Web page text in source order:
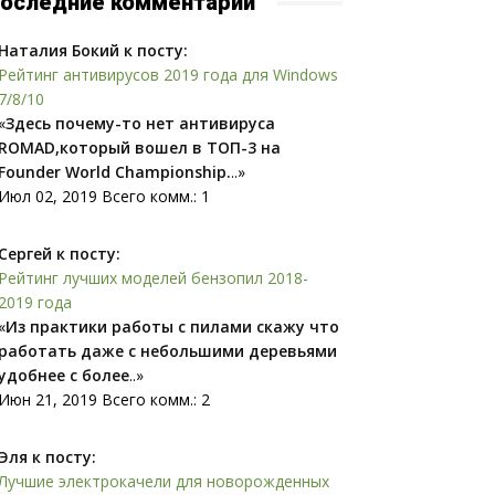
Бокий к посту:
антивирусов 2019 года для Windows
8/10
Здесь почему-то нет антивируса
вошел в ТОП-3 на
World Championship...»
02, 2019 Всего комм.: 1
к посту:
лучших моделей бензопил 2018-
года
Из практики работы с пилами скажу что
даже с небольшими деревьями
с более..»
21, 2019 Всего комм.: 2
к посту:
электрокачели для новорожденных